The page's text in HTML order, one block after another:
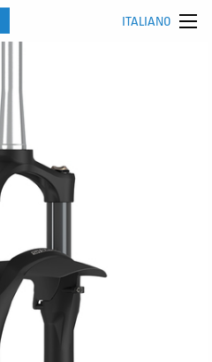
ITALIANO